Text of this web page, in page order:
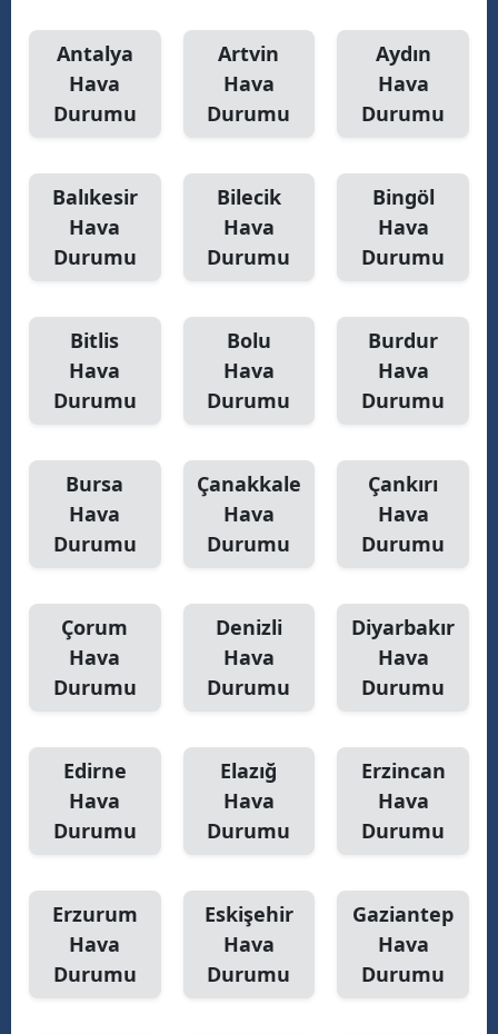
Antalya
Hava
Durumu
Artvin
Hava
Durumu
Aydın
Hava
Durumu
Balıkesir
Hava
Durumu
Bilecik
Hava
Durumu
Bingöl
Hava
Durumu
Bitlis
Hava
Durumu
Bolu
Hava
Durumu
Burdur
Hava
Durumu
Bursa
Hava
Durumu
Çanakkale
Hava
Durumu
Çankırı
Hava
Durumu
Çorum
Hava
Durumu
Denizli
Hava
Durumu
Diyarbakır
Hava
Durumu
Edirne
Hava
Durumu
Elazığ
Hava
Durumu
Erzincan
Hava
Durumu
Erzurum
Hava
Durumu
Eskişehir
Hava
Durumu
Gaziantep
Hava
Durumu